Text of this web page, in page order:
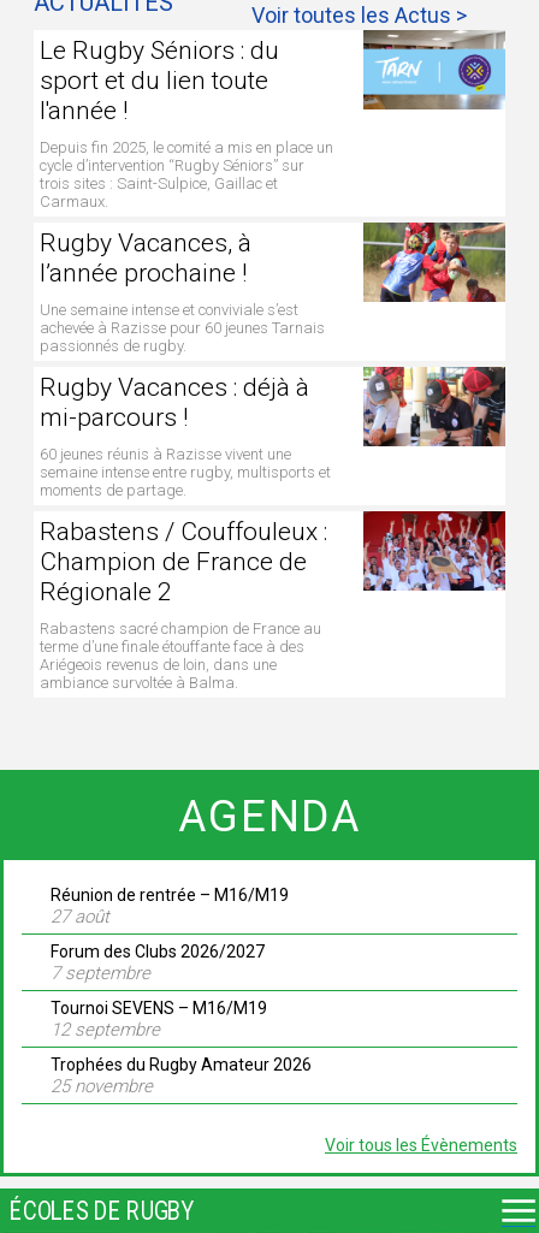
Le Rugby Séniors : du
sport et du lien toute
l'année !
Depuis fin 2025, le comité a mis en place un
cycle d’intervention “Rugby Séniors” sur
trois sites : Saint-Sulpice, Gaillac et
Carmaux.
Rugby Vacances, à
l’année prochaine !
Une semaine intense et conviviale s’est
achevée à Razisse pour 60 jeunes Tarnais
passionnés de rugby.
Rugby Vacances : déjà à
mi-parcours !
60 jeunes réunis à Razisse vivent une
semaine intense entre rugby, multisports et
moments de partage.
Rabastens / Couffouleux :
Champion de France de
Régionale 2
Rabastens sacré champion de France au
terme d’une finale étouffante face à des
Ariégeois revenus de loin, dans une
ambiance survoltée à Balma.
Voir toutes les Actus >
AGENDA
Réunion de rentrée – M16/M19
27 août
Forum des Clubs 2026/2027
7 septembre
Tournoi SEVENS – M16/M19
12 septembre
Trophées du Rugby Amateur 2026
25 novembre
Voir tous les Évènements
ÉCOLES DE RUGBY